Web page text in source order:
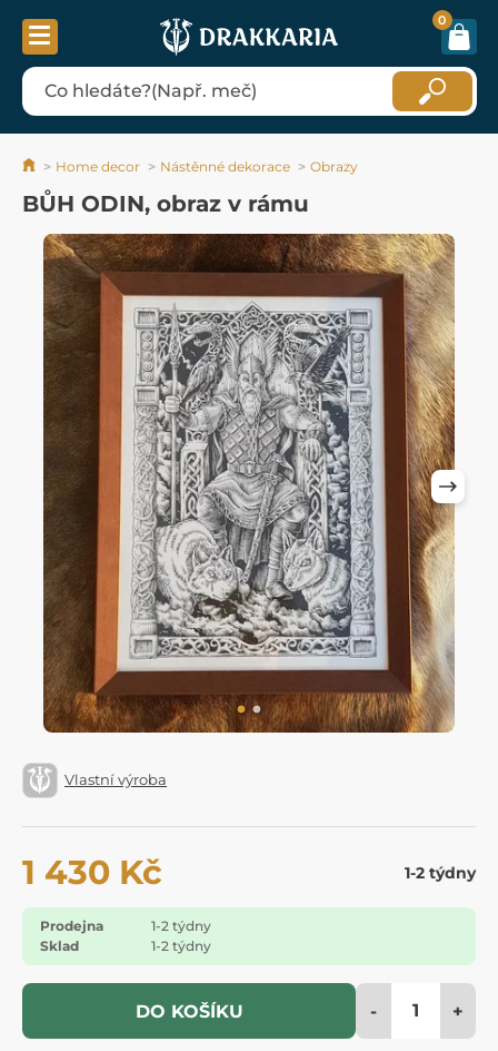
0
Home decor Nástěnné dekorace Obrazy
BŮH ODIN, obraz v rámu
Vlastní výroba
1 430 Kč 1-2 týdny
Prodejna
1-2 týdny
Sklad
1-2 týdny
DO KOŠÍKU - +